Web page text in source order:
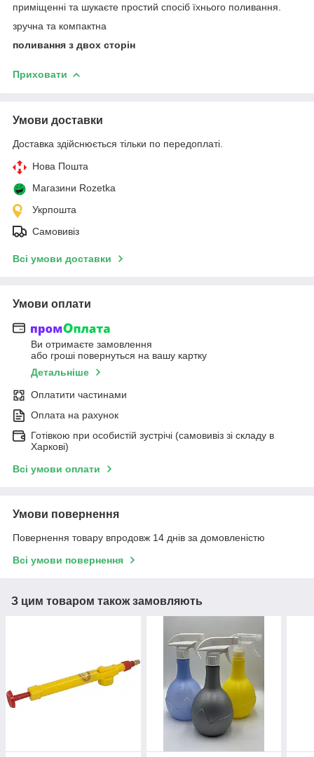
приміщенні та шукаєте простий спосіб їхнього поливання.
зручна та компактна
поливання з двох сторін
Приховати
Умови доставки
Доставка здійснюється тільки по передоплаті.
Нова Пошта
Магазини Rozetka
Укрпошта
Самовивіз
Всі умови доставки
Умови оплати
Ви отримаєте замовлення
або гроші повернуться на вашу картку
Детальніше
Оплатити частинами
Оплата на рахунок
Готівкою при особистій зустрічі (самовивіз зі складу в
Харкові)
Всі умови оплати
Умови повернення
Повернення товару впродовж 14 днів за домовленістю
Всі умови повернення
З цим товаром також замовляють